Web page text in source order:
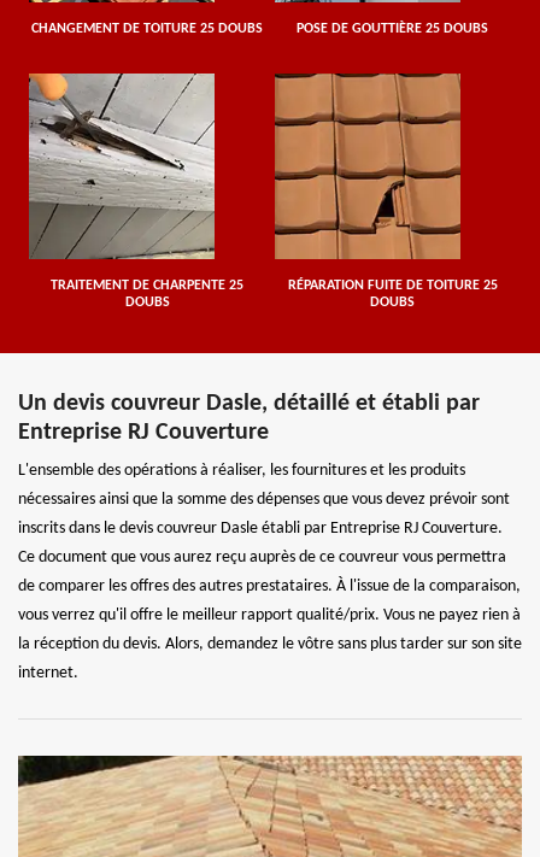
CHANGEMENT DE TOITURE 25 DOUBS POSE DE GOUTTIÈRE 25 DOUBS
TRAITEMENT DE CHARPENTE 25
DOUBS
RÉPARATION FUITE DE TOITURE 25
DOUBS
Un devis couvreur Dasle, détaillé et établi par
Entreprise RJ Couverture
L'ensemble des opérations à réaliser, les fournitures et les produits
nécessaires ainsi que la somme des dépenses que vous devez prévoir sont
inscrits dans le devis couvreur Dasle établi par Entreprise RJ Couverture.
Ce document que vous aurez reçu auprès de ce couvreur vous permettra
de comparer les offres des autres prestataires. À l'issue de la comparaison,
vous verrez qu'il offre le meilleur rapport qualité/prix. Vous ne payez rien à
la réception du devis. Alors, demandez le vôtre sans plus tarder sur son site
internet.